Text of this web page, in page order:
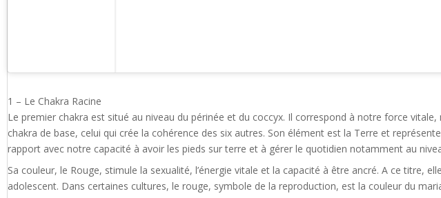
1 – Le Chakra Racine
Le premier chakra est situé au niveau du périnée et du coccyx. Il correspond à notre force
chakra de base, celui qui crée la cohérence des six autres. Son élément est la Terre et
rapport avec notre capacité à avoir les pieds sur terre et à gérer le quotidien notamment au
Sa couleur, le Rouge, stimule la sexualité, l’énergie vitale et la capacité à être ancré. A ce titre,
adolescent. Dans certaines cultures, le rouge, symbole de la reproduction, est la couleur du